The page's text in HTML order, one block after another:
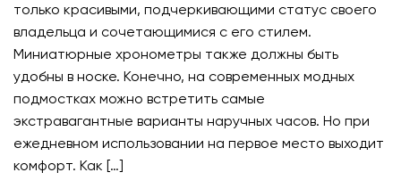
только красивыми, подчеркивающими статус своего
владельца и сочетающимися с его стилем.
Миниатюрные хронометры также должны быть
удобны в носке. Конечно, на современных модных
подмостках можно встретить самые
экстравагантные варианты наручных часов. Но при
ежедневном использовании на первое место выходит
комфорт. Как […]